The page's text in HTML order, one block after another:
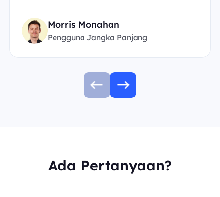
Morris Monahan
Pengguna Jangka Panjang
Ada Pertanyaan?